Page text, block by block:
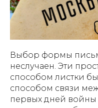
Выбор формы
неслучаен. Эти
способом листки
способом связи
первых дней войны